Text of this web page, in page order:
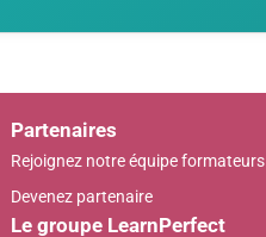
Partenaires
Rejoignez notre équipe formateurs
Devenez partenaire
Le groupe LearnPerfect